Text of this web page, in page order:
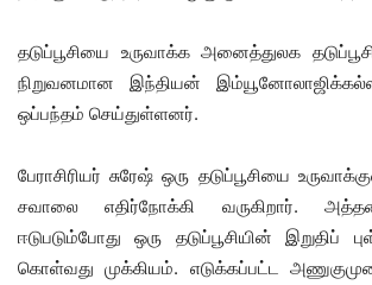
தடுப்பூசியை உருவாக்க அனைத்துலக தடுப்பூசி
நிறுவனமான இந்தியன்
ஒப்பந்தம் செய்துள்ளனர்.
பேராசிரியர் சுரேஷ் ஒரு தடுப்பூசியை
சவாலை எதிர்நோக்கி வருகிறார்.
ஈடுபடும்போது ஒரு தடுப்பூசியின் இறுதிப்
கொள்வது முக்கியம். எடுக்கப்பட்ட